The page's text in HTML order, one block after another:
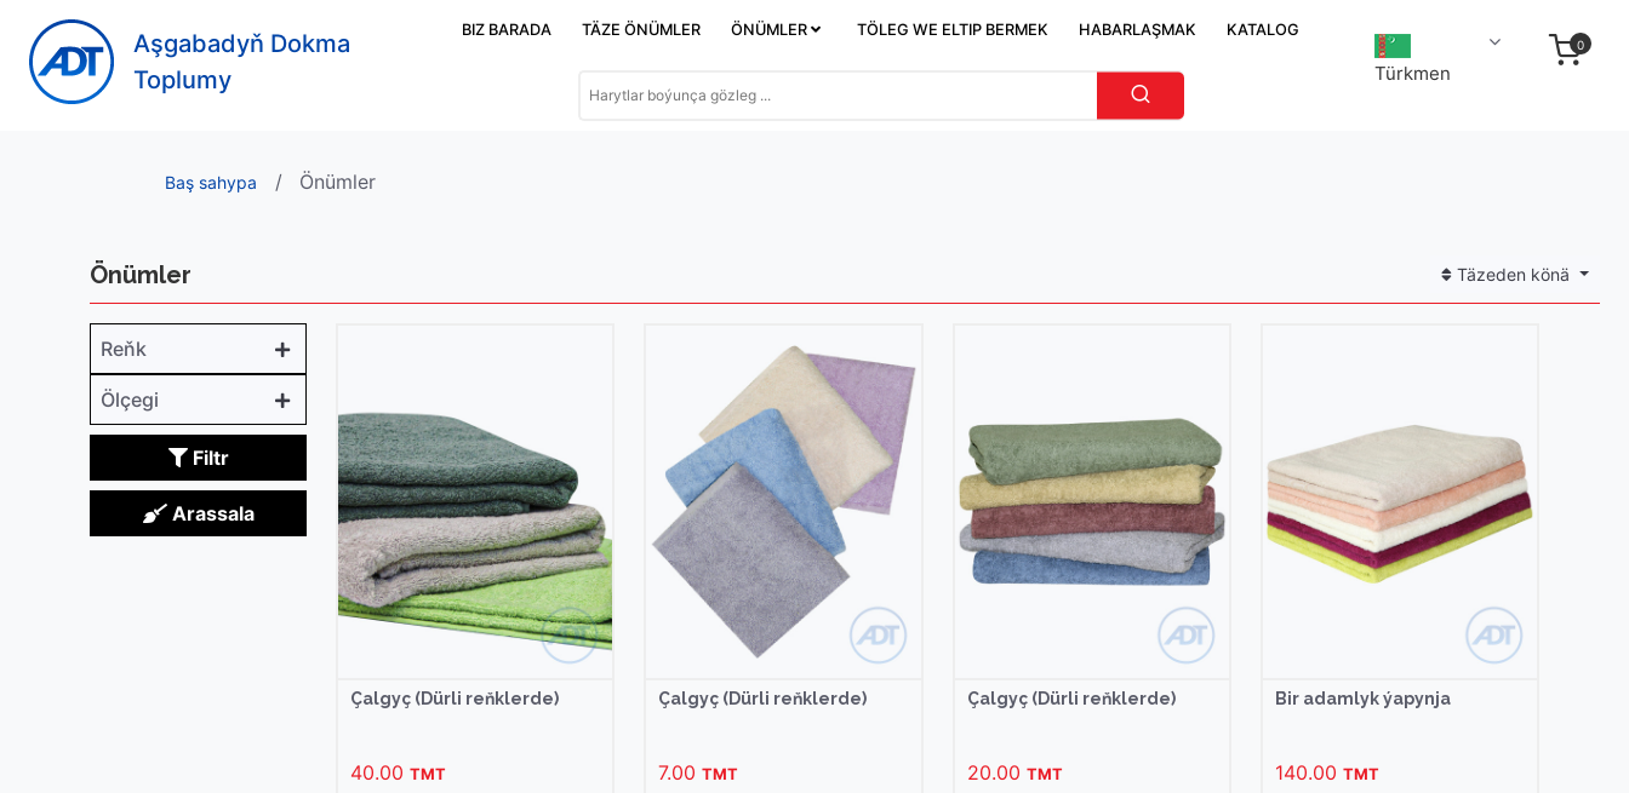
Aşgabadyň Dokma
Toplumy
BIZ BARADA TÄZE ÖNÜMLER ÖNÜMLER TÖLEG WE ELTIP BERMEK HABARLAŞMAK KATALOG
Türkmen
0
Baş sahypa Önümler
Önümler Täzeden könä
Reňk
Ölçegi
Filtr
Arassala
Çalgyç (Dürli reňklerde)
40.00TMT
Çalgyç (Dürli reňklerde)
7.00TMT
Çalgyç (Dürli reňklerde)
20.00 TMT
Bir adamlyk ýapynja
140.00 TMT